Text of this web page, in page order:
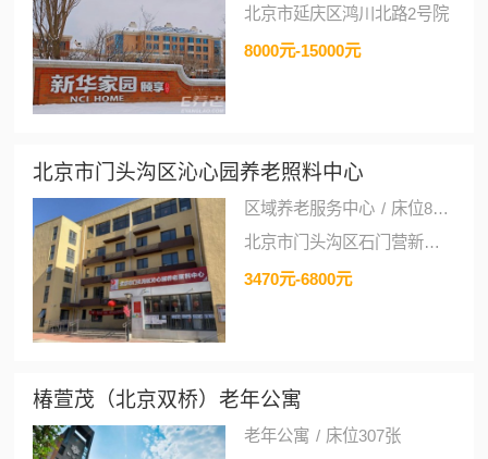
北京市延庆区鸿川北路2号院
8000元-15000元
北京市门头沟区沁心园养老照料中心
区域养老服务中心 / 床位82张
北京市门头沟区石门营新六区（B3）1号楼
3470元-6800元
椿萱茂（北京双桥）老年公寓
老年公寓 / 床位307张